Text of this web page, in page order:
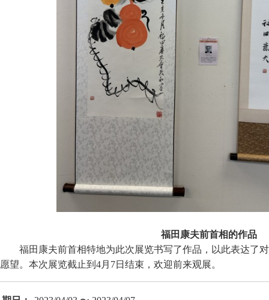
福田康夫前首相的作品
福田康夫前首相特地为此次展览书写了作品，以此表达了
愿望。本次展览截止到4月7日结束，欢迎前来观展。